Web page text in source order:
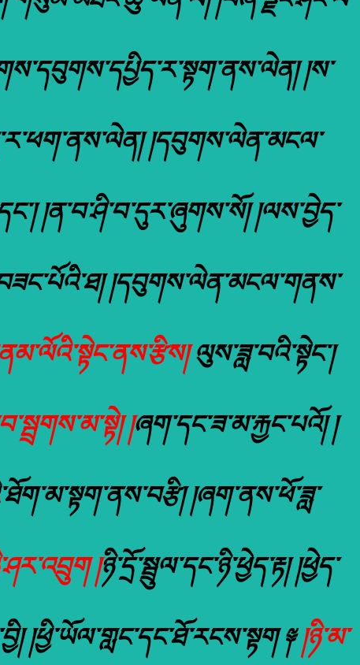
།ས་
།དབུགས་ལེན་མངལ་
།ན་བ་ཤི་བ་དུར་ཞུགས་སོ། །ལས་བྱེད་
།དབུགས་ལེན་མངལ་གནས་
ལུས་ཟླ་བའི་སྟེང་།
།ཞག་དང་ཟ་མ་རྐྱང་པའོ། །
།ཞག་ནས་ཕོ་ཟླ་
།ཉི་དྲོ་སྦྲུལ་དང་ཉི་ཕྱེད་རྟ། །ཕྱེད་
།ཕྱི་ཡོལ་གླང་དང་ཐོ་རངས་སྟག ༈།ཉི་མ་